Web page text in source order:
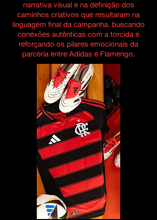
narrativa visual e na definição dos
caminhos criativos que resultaram na
linguagem final da campanha, buscando
conexões autênticas com a torcida e
reforçando os pilares emocionais da
parceria entre Adidas e Flamengo.